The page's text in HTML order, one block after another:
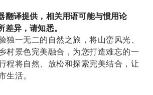
翻译提供，相关用语可能与惯用论
异，请知悉。
独一无二的自然之旅，将山峦风光、
村景色完美融合，为您打造难忘的一
程将自然、放松和探索完美结合，让
生活。